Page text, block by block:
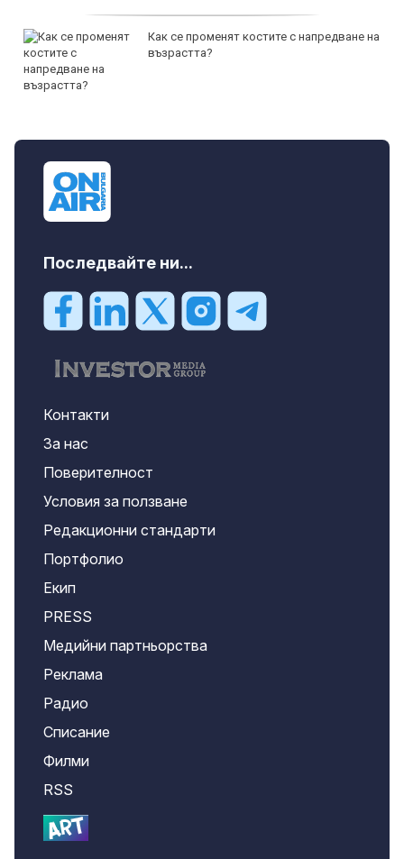
Как се променят костите с напредване на
възрастта?
Последвайте ни...
Контакти
За нас
Поверителност
Условия за ползване
Редакционни стандарти
Портфолио
Екип
PRESS
Медийни партньорства
Реклама
Радио
Списание
Филми
RSS